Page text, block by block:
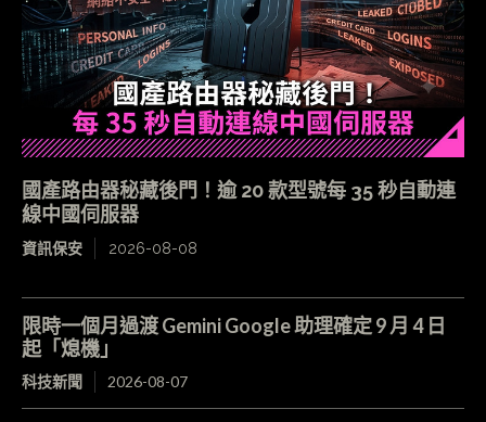
國產路由器秘藏後門！逾 20 款型號每 35 秒自動連
線中國伺服器
資訊保安 2026-08-08
限時一個月過渡 Gemini Google 助理確定 9 月 4 日
起「熄機」
科技新聞 2026-08-07